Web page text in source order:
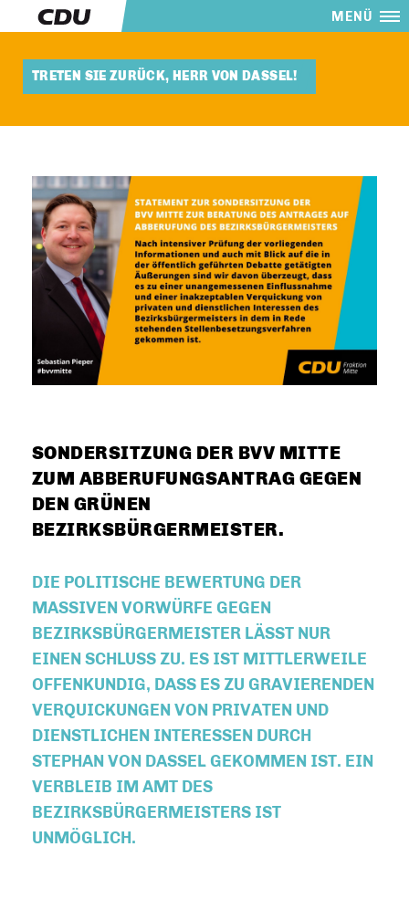
MENÜ
TRETEN SIE ZURÜCK, HERR VON DASSEL!
SONDERSITZUNG DER BVV MITTE
ZUM ABBERUFUNGSANTRAG GEGEN
DEN GRÜNEN
BEZIRKSBÜRGERMEISTER.
DIE POLITISCHE BEWERTUNG DER
MASSIVEN VORWÜRFE GEGEN
BEZIRKSBÜRGERMEISTER LÄSST NUR
EINEN SCHLUSS ZU. ES IST MITTLERWEILE
OFFENKUNDIG, DASS ES ZU GRAVIERENDEN
VERQUICKUNGEN VON PRIVATEN UND
DIENSTLICHEN INTERESSEN DURCH
STEPHAN VON DASSEL GEKOMMEN IST. EIN
VERBLEIB IM AMT DES
BEZIRKSBÜRGERMEISTERS IST
UNMÖGLICH.